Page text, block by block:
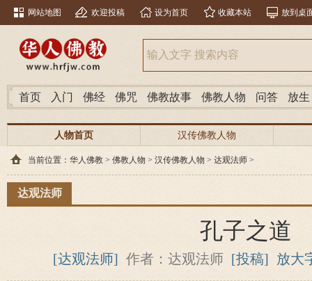
网站地图 欢迎投稿 设为首页 收藏本站 放到桌
首页 入门 佛经 佛咒 佛教故事 佛教人物 问答 放生
人物首页 汉传佛教人物
当前位置： 华人佛教 > 佛教人物 > 汉传佛教人物 > 达观法师 >
达观法师
孔子之道
[达观法师] 作者：达观法师 [投稿] 放大